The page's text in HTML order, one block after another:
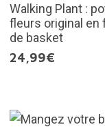
Walking Plant :
fleurs original en
de basket
24,99€